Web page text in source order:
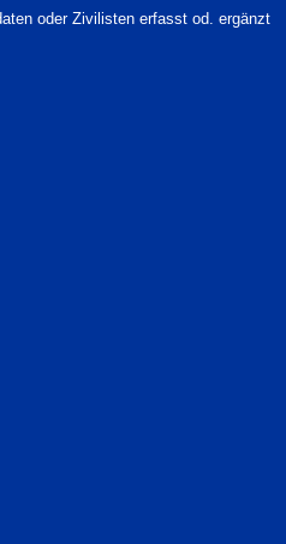
oder Zivilisten erfasst od. ergänzt